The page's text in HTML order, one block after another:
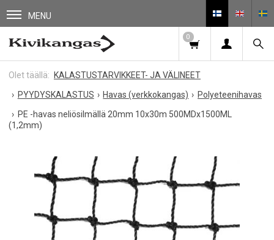
MENU
0
KALASTUSTARVIKKEET- JA VÄLINEET
PYYDYSKALASTUS
Havas (verkkokangas)
Polyeteenihavas
PE -havas neliösilmällä 20mm 10x30m 500MDx1500ML
(1,2mm)